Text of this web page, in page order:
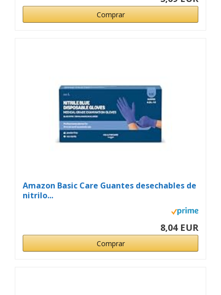
Comprar
Amazon Basic Care Guantes desechables de
nitrilo...
8,04 EUR
Comprar